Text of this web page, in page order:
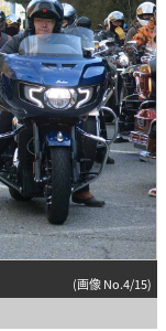
(画像 No.4/15)